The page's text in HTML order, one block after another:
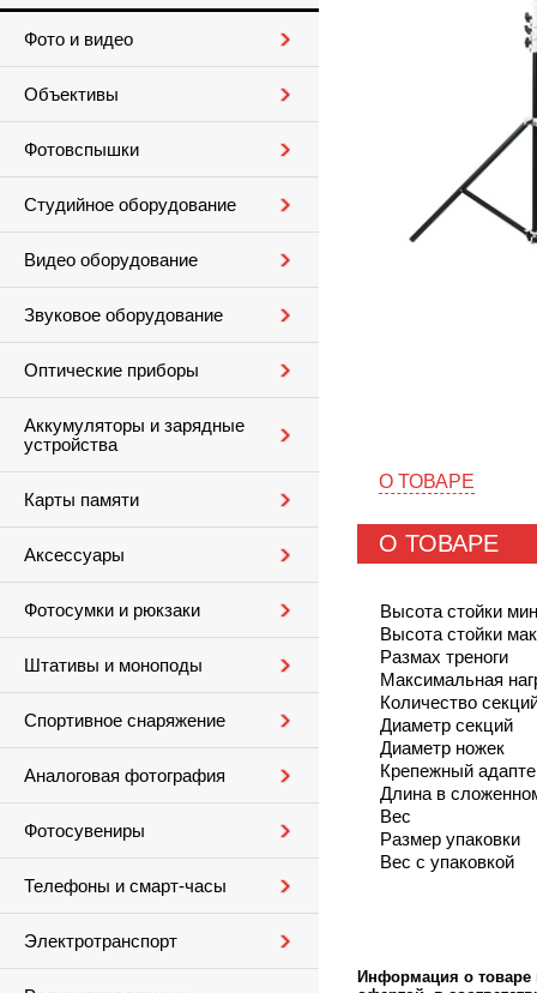
Фото и видео
Объективы
Фотовспышки
Студийное оборудование
Видео оборудование
Звуковое оборудование
Оптические приборы
Аккумуляторы и зарядные
устройства
Карты памяти
Аксессуары
Фотосумки и рюкзаки
Штативы и моноподы
Спортивное снаряжение
Аналоговая фотография
Фотосувениры
Телефоны и смарт-часы
Электротранспорт
О ТОВАРЕ
О ТОВАРЕ
Высота стойки
Высота стойки
Размах треноги
Максимальная
Количество
Диаметр секций
Диаметр ножек
Крепежный
Длина в
Вес
Размер упаковки
Вес с упаковкой
Информация о товаре